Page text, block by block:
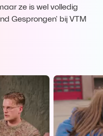
ze is wel volledig
Gesprongen' bij VTM